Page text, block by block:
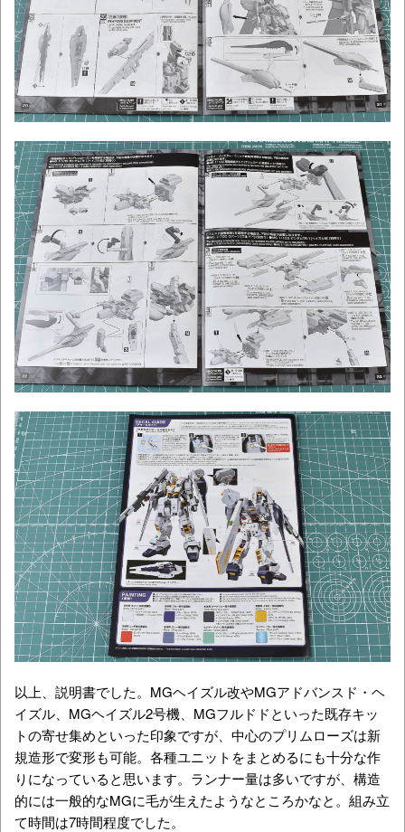
以上、説明書でした。MGヘイズル改やMGアドバンスド・ヘ
イズル、MGヘイズル2号機、MGフルドドといった既存キッ
トの寄せ集めといった印象ですが、中心のプリムローズは新
規造形で変形も可能。各種ユニットをまとめるにも十分な作
りになっていると思います。ランナー量は多いですが、構造
的には一般的なMGに毛が生えたようなところかなと。組み立
て時間は7時間程度でした。